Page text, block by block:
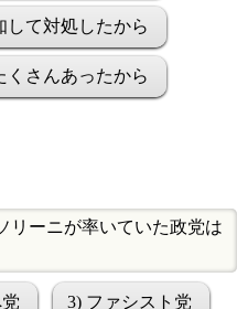
して対処したから
くさんあったから
リーニが率いていた政党は
3) ファシスト党